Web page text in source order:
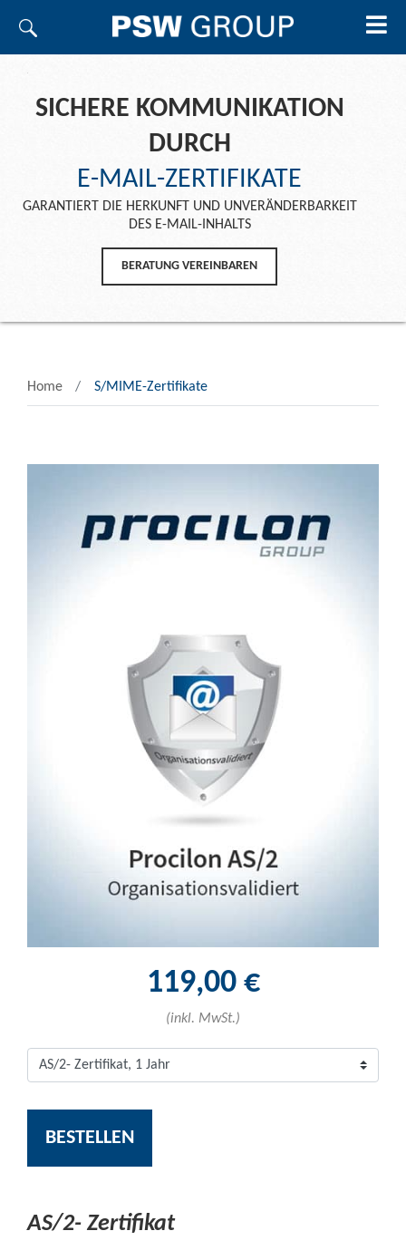
SICHERE KOMMUNIKATION
DURCH
E-MAIL-ZERTIFIKATE
GARANTIERT DIE HERKUNFT UND UNVERÄNDERBARKEIT
DES E-MAIL-INHALTS
BERATUNG VEREINBAREN
Home S/MIME-Zertifikate
119,00 €
(inkl. MwSt.)
BESTELLEN
AS/2- Zertifikat